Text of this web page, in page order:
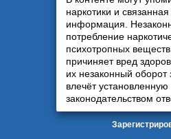
наркотики и
информация.
потребление
психотропных
причиняет вред
их незаконный
влечёт установленную
законодательством